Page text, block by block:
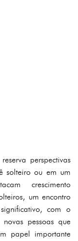
perspectivas
solteiro ou em um
crescimento
um encontro
com o
pessoas que
papel importante